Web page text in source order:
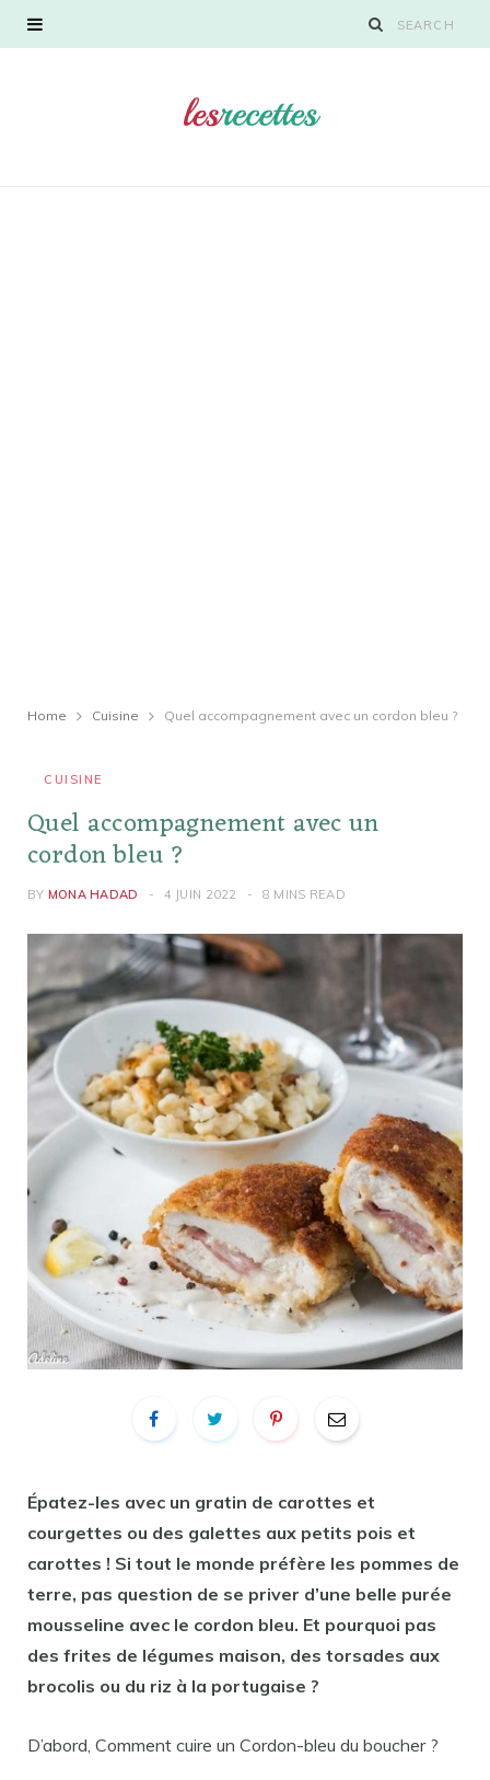
Home Cuisine Quel accompagnement avec un cordon bleu ?
CUISINE
Quel accompagnement avec un
cordon bleu ?
BY MONA HADAD 4 JUIN 2022 8 MINS READ
Épatez-les avec un gratin de carottes et
courgettes ou des galettes aux petits pois et
carottes ! Si tout le monde préfère les pommes de
terre, pas question de se priver d’une belle purée
mousseline avec le cordon bleu. Et pourquoi pas
des frites de légumes maison, des torsades aux
brocolis ou du riz à la portugaise ?
D’abord, Comment cuire un Cordon-bleu du boucher ?